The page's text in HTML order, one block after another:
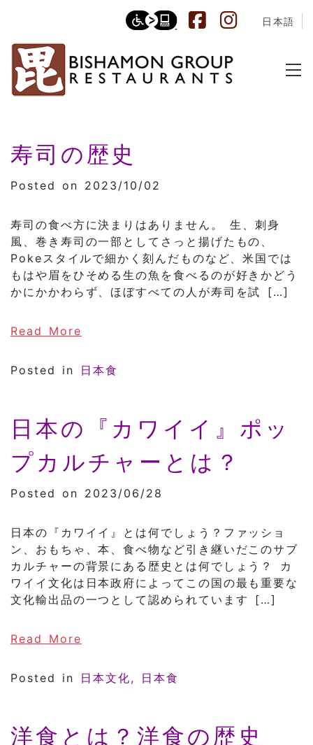
日本語
Category:
寿司の歴史
Posted on 2023/10/02
寿司の食べ方に決まりはありません。 生、刺身
風、巻き寿司の一部としてさっと揚げたもの、
Pokeスタイルで細かく刻んだものなど、米国では
もはや眉をひそめる生の魚を食べるのが好きかどう
かにかかわらず、ほぼすべての人が寿司を試 […]
Read More
Posted in 日本食
日本の『カワイイ』ポッ
プカルチャーとは？
Posted on 2023/06/28
日本の『カワイイ』とは何でしょう？ファッショ
ン、おもちゃ、本、食べ物など引き継いだこのサブ
カルチャーの背景にある歴史とは何でしょう？ カ
ワイイ文化は日本政府によってこの国の最も重要な
文化輸出品の一つとして認められています […]
Read More
Posted in 日本文化 日本食
洋食とは？洋食の歴史